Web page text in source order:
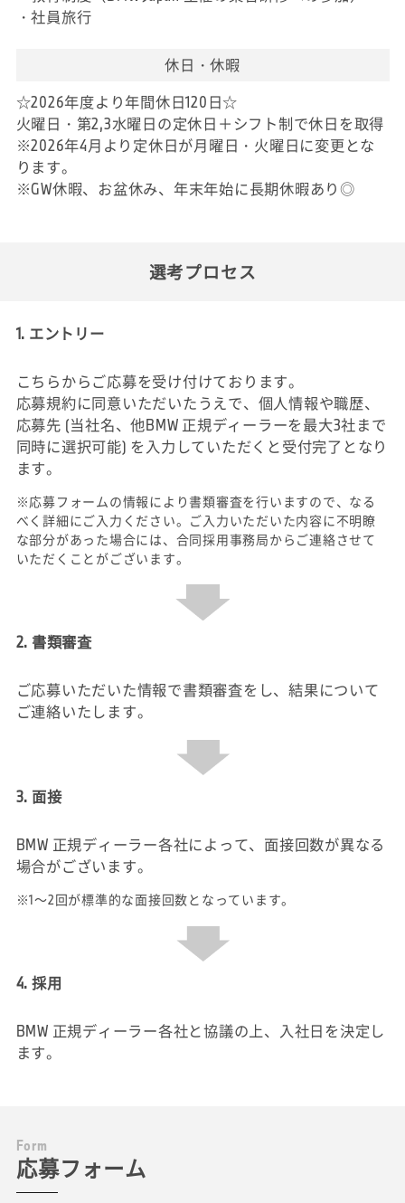
・社員旅行
休日・休暇
☆2026年度より年間休日120日☆
火曜日・第2,3水曜日の定休日＋シフト制で休日を取得
※2026年4月より定休日が月曜日・火曜日に変更とな
ります。
※GW休暇、お盆休み、年末年始に長期休暇あり◎
選考プロセス
1. エントリー
こちらからご応募を受け付けております。
応募規約に同意いただいたうえで、個人情報や職歴、
応募先 (当社名、他BMW 正規ディーラーを最大3社まで
同時に選択可能) を入力していただくと受付完了となり
ます。
※応募フォームの情報により書類審査を行いますので、なる
べく詳細にご入力ください。ご入力いただいた内容に不明瞭
な部分があった場合には、合同採用事務局からご連絡させて
いただくことがございます。
2. 書類審査
ご応募いただいた情報で書類審査をし、結果について
ご連絡いたします。
3. 面接
BMW 正規ディーラー各社によって、面接回数が異なる
場合がございます。
※1～2回が標準的な面接回数となっています。
4. 採用
BMW 正規ディーラー各社と協議の上、入社日を決定し
ます。
Form
応募フォーム